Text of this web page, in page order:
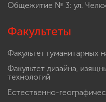
Общежитие № 3: ул.
Факультеты
Факультет гуманитарных
Факультет дизайна,
технологий
Естественно-